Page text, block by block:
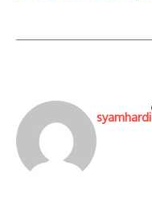
syamhardi